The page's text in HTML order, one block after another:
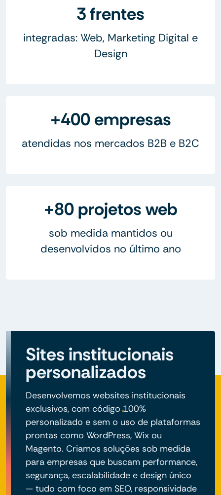
3 frentes
integradas: Web, Marketing Digital e
Design
+400 empresas
atendidas nos mercados B2B e B2C
+80 projetos web
sob medida mantidos ou
desenvolvidos no último ano
Sites institucionais
personalizados
Desenvolvemos websites institucionais
exclusivos, com código 100%
personalizado e sem o uso de plataformas
prontas como WordPress, Wix ou
Magento. Criamos soluções sob medida
para empresas que buscam performance,
segurança, escalabilidade e design único
— tudo com foco em SEO, responsividade